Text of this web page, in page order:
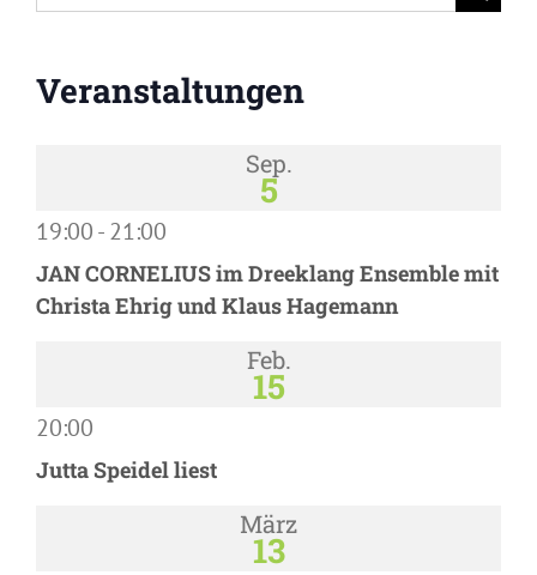
nach:
Veranstaltungen
Sep.
5
19:00 - 21:00
JAN CORNELIUS im Dreeklang Ensemble mit
Christa Ehrig und Klaus Hagemann
Feb.
15
20:00
Jutta Speidel liest
März
13